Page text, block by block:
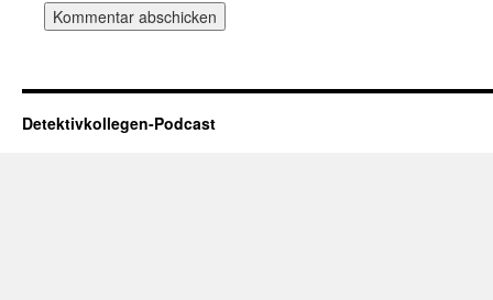
Detektivkollegen-Podcast